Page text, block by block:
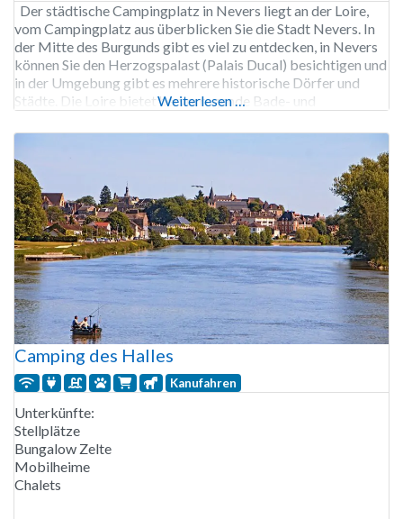
Der städtische Campingplatz in Nevers liegt an der Loire,
vom Campingplatz aus überblicken Sie die Stadt Nevers. In
der Mitte des Burgunds gibt es viel zu entdecken, in Nevers
können Sie den Herzogspalast (Palais Ducal) besichtigen und
in der Umgebung gibt es mehrere historische Dörfer und
Städte. Die Loire bietet hervorragende Bade- und
Weiterlesen …
Camping des Halles
Kanufahren
Unterkünfte:
Stellplätze
Bungalow Zelte
Mobilheime
Chalets